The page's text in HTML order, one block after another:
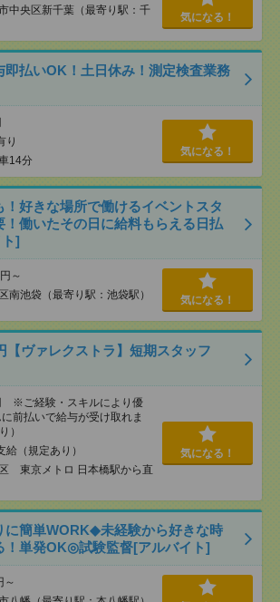
中央区新千葉（最寄り駅：千
気になる！
即払いOK！土日休み！測定検査業務
り
14分
気になる！
！好きな場所で働けるイベントスタ
働いたその日に給料もらえる日払
]
～
南池袋（最寄り駅：池袋駅） 気になる！
【ヴァレクストラ】短期スタッフ
※ご経験・スキルにより優
前払いで給与が受け取れま
）
給（規定あり）
東京メトロ 日本橋駅から直
気になる！
に簡単WORK◆未経験から好きな時
！単発OK◎試験監督[アルバイト]
～